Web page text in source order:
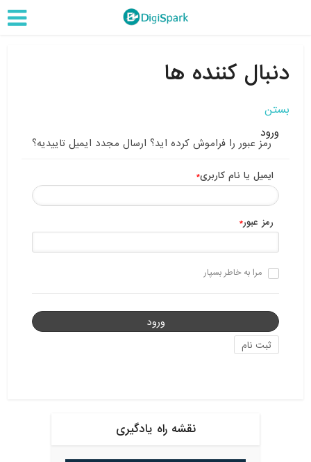
دنبال کننده ها
بستن
ورود
رمز عبور را فراموش کرده اید؟ ارسال مجدد ایمیل تاییدیه؟
ایمیل یا نام کاربری*
رمز عبور*
مرا به خاطر بسپار
ثبت نام
نقشه راه یادگیری